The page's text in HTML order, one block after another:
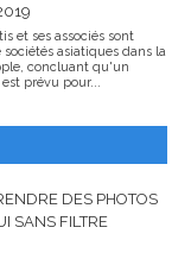
et ses associés sont
asiatiques dans la
concluant qu'un
prévu pour...
DES PHOTOS
SANS FILTRE